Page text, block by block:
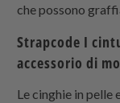
che possono
Strapcode I
accessorio di
Le cinghie in pelle